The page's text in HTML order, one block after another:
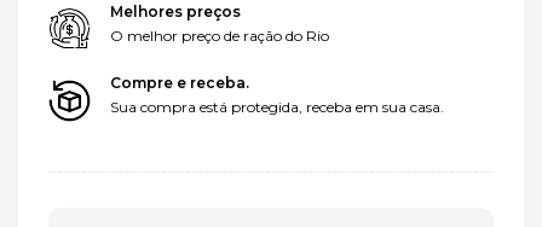
Melhores preços
O melhor preço de ração do Rio
Compre e receba.
Sua compra está protegida, receba em sua casa.